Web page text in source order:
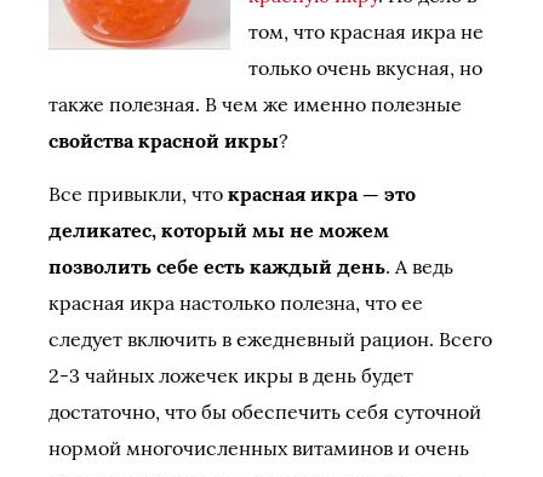
том, что красная икра не
только очень вкусная, но
также полезная. В чем же именно полезные
свойства красной икры?
Все привыкли, что красная икра — это
деликатес, который мы не можем
позволить себе есть каждый день. А ведь
красная икра настолько полезна, что ее
следует включить в ежедневный рацион. Всего
2-3 чайных ложечек икры в день будет
достаточно, что бы обеспечить себя суточной
нормой многочисленных витаминов и очень